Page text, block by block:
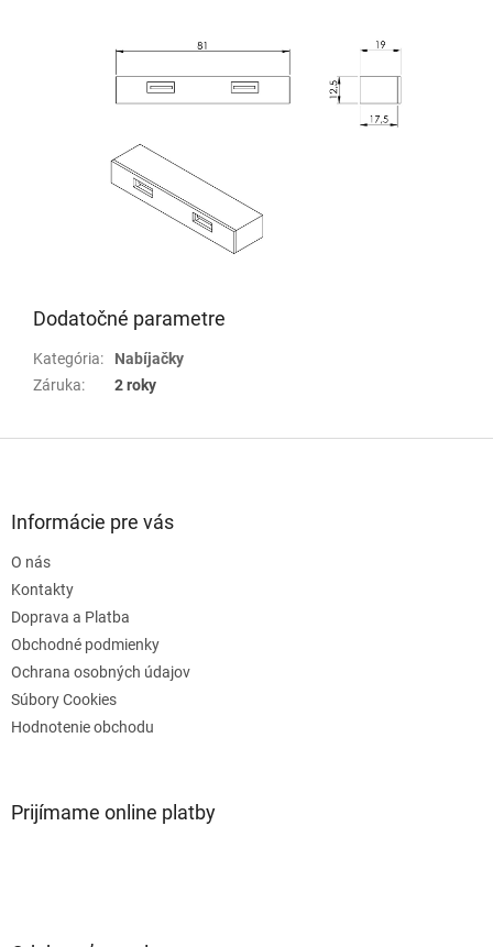
Dodatočné parametre
Kategória:
Nabíjačky
Záruka: 2 roky
Informácie pre vás
O nás
Kontakty
Doprava a Platba
Obchodné podmienky
Ochrana osobných údajov
Súbory Cookies
Hodnotenie obchodu
Prijímame online platby